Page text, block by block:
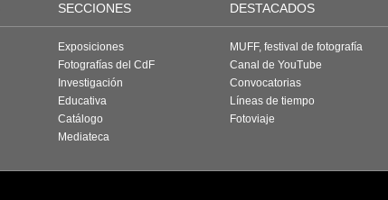
SECCIONES DESTACADOS
Exposiciones
Fotografías del CdF
Investigación
Educativa
Catálogo
Mediateca
MUFF, festival de fotografía
Canal de YouTube
Convocatorias
Líneas de tiempo
Fotoviaje